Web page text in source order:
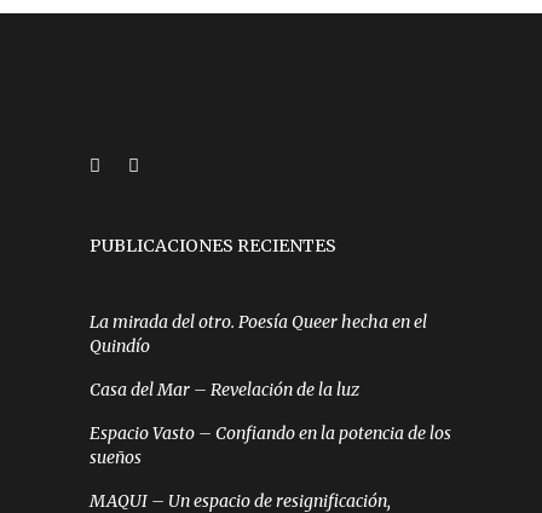
PUBLICACIONES RECIENTES
La mirada del otro. Poesía Queer hecha en el
Quindío
Casa del Mar – Revelación de la luz
Espacio Vasto – Confiando en la potencia de los
sueños
MAQUI – Un espacio de resignificación,